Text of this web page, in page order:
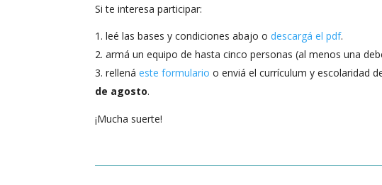
Si te interesa participar:
leé las bases y condiciones abajo odescargá el pdf.
armá un equipo de hasta cinco personas (al menos una
rellenáeste formulario o enviá el currículum y escolaridad
de agosto.
¡Mucha suerte!